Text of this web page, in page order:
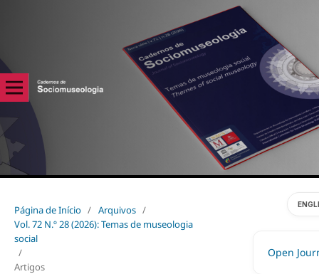
Página de Início / Arquivos /
Vol. 72 N.º 28 (2026): Temas de museologia
social
/
Artigos
Open